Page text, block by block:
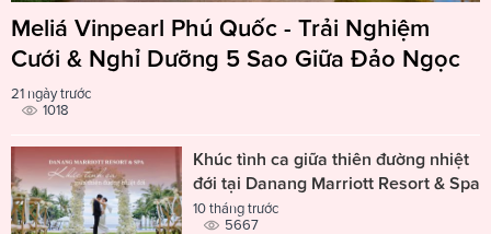
Meliá Vinpearl Phú Quốc - Trải Nghiệm
Cưới & Nghỉ Dưỡng 5 Sao Giữa Đảo Ngọc
21 ngày trước
1018
Khúc tình ca giữa thiên đường nhiệt
đới tại Danang Marriott Resort & Spa
10 tháng trước
5667